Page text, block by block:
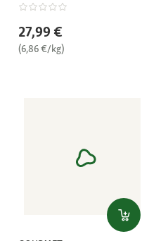
27,99 €
(6,86 €/kg)